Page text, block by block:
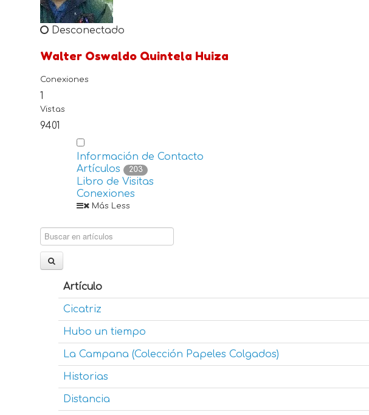
Desconectado
Walter Oswaldo Quintela Huiza
Conexiones
1
Vistas
9401
Información de Contacto
Artículos
203
Libro de Visitas
Conexiones
Más Less
Artículo
Cicatriz
Hubo un tiempo
La Campana (Colección Papeles Colgados)
Historias
Distancia